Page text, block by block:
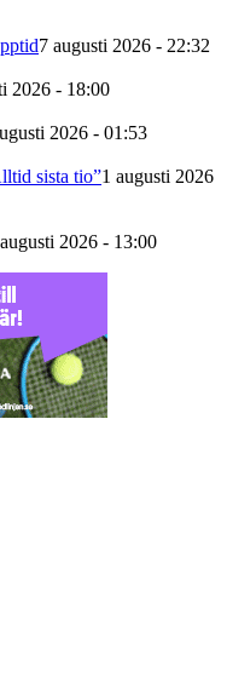
7 augusti 2026 - 22:32
2026 - 18:00
2026 - 01:53
sista tio”1 augusti 2026
2026 - 13:00